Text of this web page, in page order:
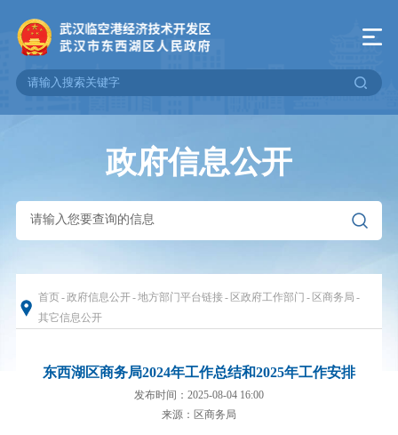
政府信息公开
首页-政府信息公开-地方部门平台链接- 区政府工作部门 - 区商务局 -
其它信息公开
东西湖区商务局2024年工作总结和2025年工作安排
发布时间：2025-08-04 16:00
来源：区商务局